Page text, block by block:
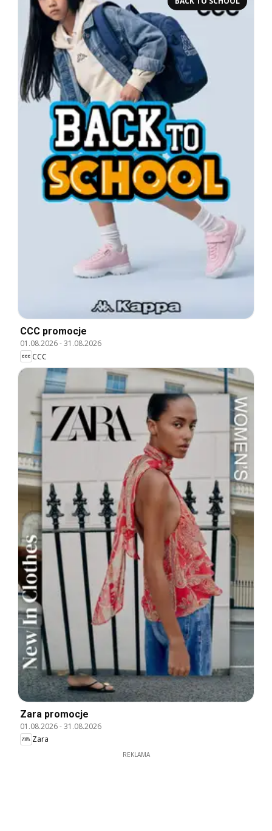
CCC promocje
01.08.2026-31.08.2026
CCC
Zara promocje
01.08.2026-31.08.2026
Zara
REKLAMA